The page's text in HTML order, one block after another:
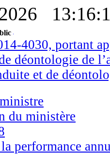
4030, portant
déontologie de
et de
du ministère
performance